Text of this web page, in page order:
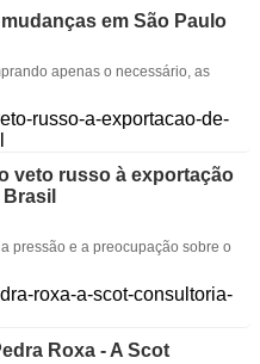
em São Paulo
apenas o necessário, as
veto russo à exportação
pressão e a preocupação sobre o
Roxa - A Scot